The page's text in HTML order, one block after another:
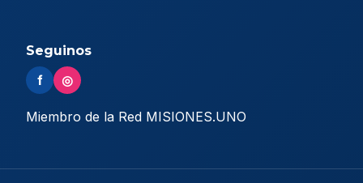
Seguinos
f ◎
Miembro de la Red MISIONES.UNO